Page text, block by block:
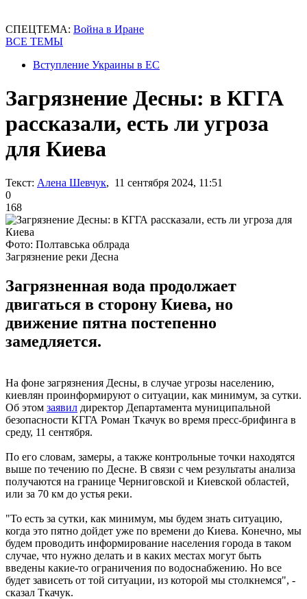
СПЕЦТЕМА: Война в Иране
ВСЕ ТЕМЫ
Вступление Украины в ЕС
Загрязнение Десны: в КГГА
рассказали, есть ли угроза
для Киева
Текст: Алена Шевчук, 11 сентября 2024, 11:51
0
168
Фото: Полтавська облрада
Загрязнение реки Десна
Загрязненная вода продолжает
двигаться в сторону Киева, но
движение пятна постепенно
замедляется.
На фоне загрязнения Десны, в случае угрозы населению,
киевлян проинформируют о ситуации, как минимум, за сутки.
Об этом заявил директор Департамента муниципальной
безопасности КГГА Роман Ткачук во время пресс-брифинга в
среду, 11 сентября.
По его словам, замеры, а также контрольные точки находятся
выше по течению по Десне. В связи с чем результаты анализа
получаются на границе Черниговской и Киевской областей,
или за 70 км до устья реки.
"То есть за сутки, как минимум, мы будем знать ситуацию,
когда это пятно дойдет уже по времени до Киева. Конечно, мы
будем проводить информирование населения города в таком
случае, что нужно делать и в каких местах могут быть
введены какие-то ограничения по водоснабжению. Но все
будет зависеть от той ситуации, из которой мы столкнемся", -
сказал Ткачук.